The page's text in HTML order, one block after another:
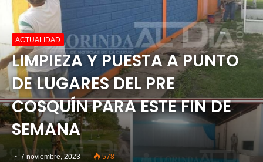
ACTUALIDAD
LIMPIEZA Y PUESTA A PUNTO
DE LUGARES DEL PRE
COSQUÍN PARA ESTE FIN DE
SEMANA
7 noviembre, 2023 578